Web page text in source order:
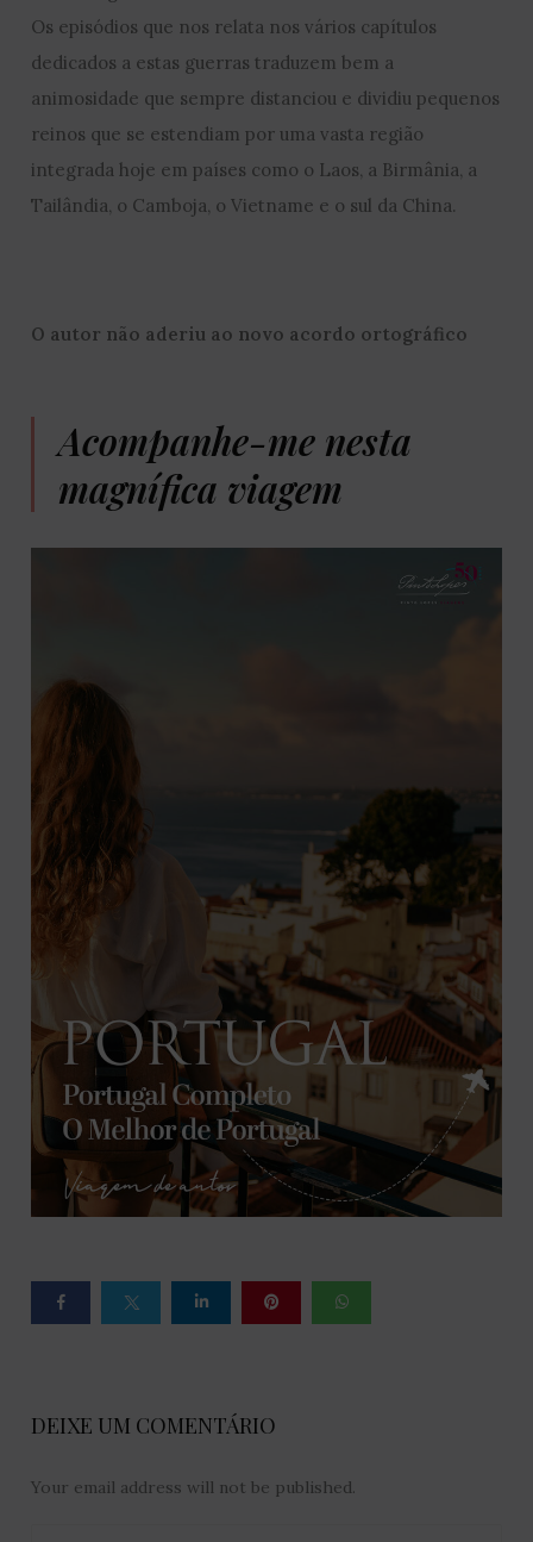
Os episódios que nos relata nos vários capítulos
dedicados a estas guerras traduzem bem a
animosidade que sempre distanciou e dividiu pequenos
reinos que se estendiam por uma vasta região
integrada hoje em países como o Laos, a Birmânia, a
Tailândia, o Camboja, o Vietname e o sul da China.
O autor não aderiu ao novo acordo ortográfico
Acompanhe-me nesta
magnífica viagem
DEIXE UM COMENTÁRIO
Your email address will not be published.